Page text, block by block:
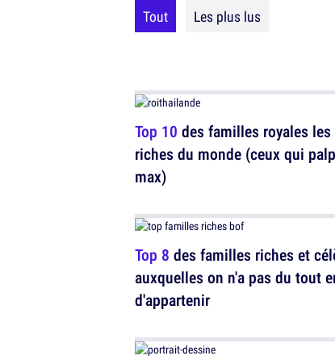
Tout Les plus lus
Top 10 des familles royales
riches du monde (ceux qui
max)
Top 8 des familles riches et
auxquelles on n'a pas du tout
d'appartenir